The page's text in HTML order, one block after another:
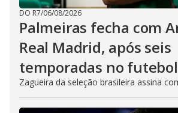
DO R7/06/08/2026
Palmeiras fecha com
Real Madrid, após seis
temporadas no
Zagueira da seleção brasileira assina